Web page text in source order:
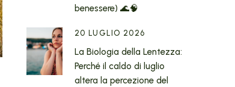
benessere) 🌊🧠
20 LUGLIO 2026
La Biologia della Lentezza:
Perché il caldo di luglio
altera la percezione del